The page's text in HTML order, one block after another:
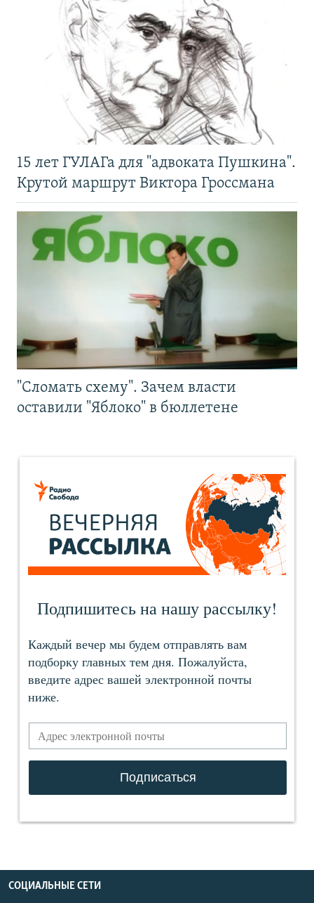
15 лет ГУЛАГа для "адвоката Пушкина".
Крутой маршрут Виктора Гроссмана
"Сломать схему". Зачем власти
оставили "Яблоко" в бюллетене
СОЦИАЛЬНЫЕ СЕТИ